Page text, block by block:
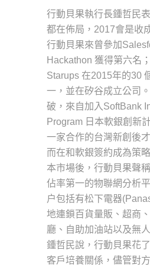
行動貝果執行長鍾哲民
都在佈局，2017會是收
行動貝果來曾參加
Hackathon 獲得第六名
Starups 在2015年的30
一，並在矽谷成立公司
破，來自加入SoftBank
Program 日本軟銀創新
一家合作的台灣新創後
而在和軟銀簽約成為策
本市場後，行動貝果聲
佔率第一的物聯網分析
户包括有松下電器
地連鎖百貨量販、超商
廳、自助加油站以及無
鍾哲民說，行動貝果花
客戶培養關係，儘管對